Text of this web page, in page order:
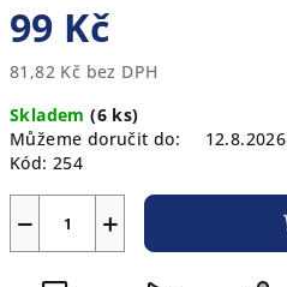
99 Kč
81,82 Kč bez DPH
cena:
Skladem(6 ks)
Můžeme doručit do:
12.8.2026
Kód: 254
+
−